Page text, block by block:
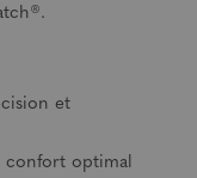
et
confort optimal